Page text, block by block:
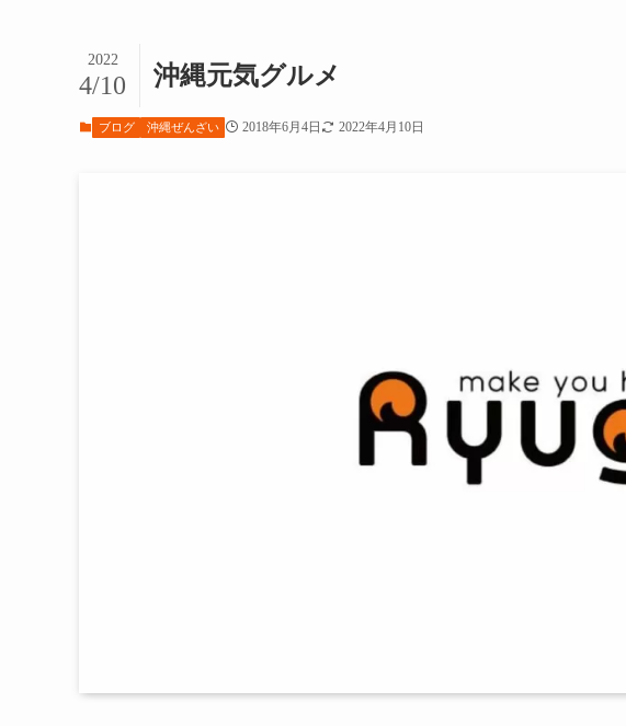
沖縄元気グルメ
2022
4/10
ブログ 沖縄ぜんざい 2018年6月4日 2022年4月10日